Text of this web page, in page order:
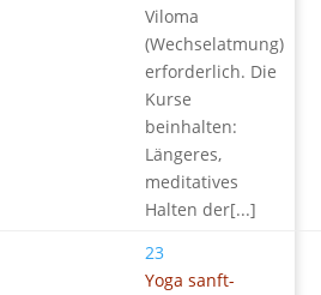
Viloma
(Wechselatmung)
erforderlich. Die
Kurse
beinhalten:
Längeres,
meditatives
Halten der[...]
23
Yoga sanft-